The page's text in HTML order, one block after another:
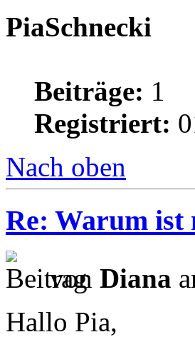
PiaSchnecki
Beiträge: 1
Registriert:
Nach oben
Re: Warum ist
von Diana
Hallo Pia,